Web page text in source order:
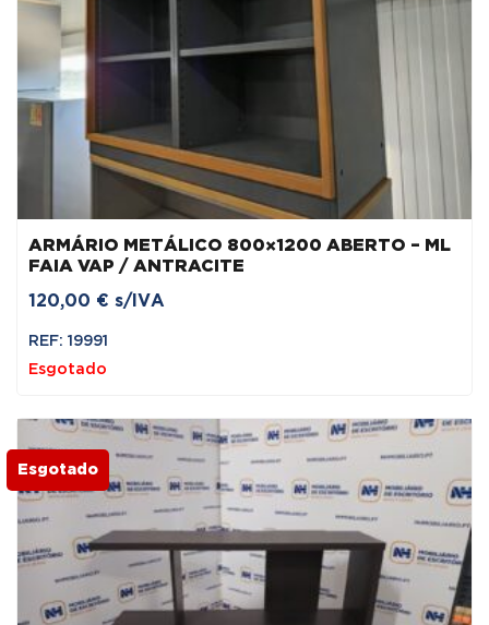
ARMÁRIO METÁLICO 800×1200 ABERTO – ML
FAIA VAP / ANTRACITE
120,00 € s/IVA
REF: 19991
Esgotado
Esgotado